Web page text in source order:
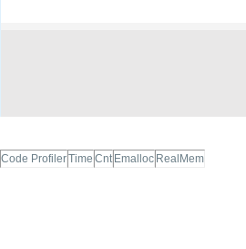
Code ProfilerTime Cnt Emalloc RealMem